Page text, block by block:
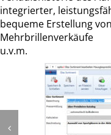
integrierter,
bequeme Erstellung
Mehrbrillenverkäufe
u.v.m.